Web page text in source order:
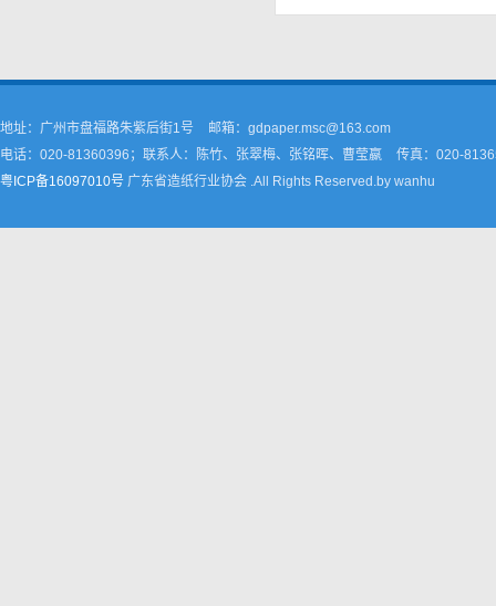
地址：广州市盘福路朱紫后街1号
邮箱：gdpaper.msc@163.com
电话：020-81360396；联系人：陈竹、张翠梅、张铭晖、曹莹嬴
传真：020-
粤ICP备16097010号 广东省造纸行业协会 .All Rights Reserved.by wanhu